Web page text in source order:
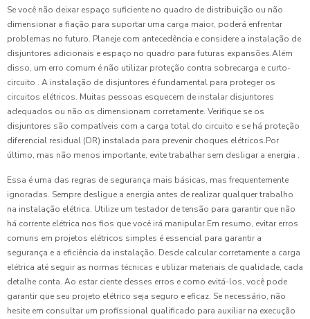
Se você não deixar espaço suficiente no quadro de distribuição ou não
dimensionar a fiação para suportar uma carga maior, poderá enfrentar
problemas no futuro. Planeje com antecedência e considere a instalação de
disjuntores adicionais e espaço no quadro para futuras expansões.Além
disso, um erro comum é não utilizar proteção contra sobrecarga e curto-
circuito . A instalação de disjuntores é fundamental para proteger os
circuitos elétricos. Muitas pessoas esquecem de instalar disjuntores
adequados ou não os dimensionam corretamente. Verifique se os
disjuntores são compatíveis com a carga total do circuito e se há proteção
diferencial residual (DR) instalada para prevenir choques elétricos.Por
último, mas não menos importante, evite trabalhar sem desligar a energia .
Essa é uma das regras de segurança mais básicas, mas frequentemente
ignoradas. Sempre desligue a energia antes de realizar qualquer trabalho
na instalação elétrica. Utilize um testador de tensão para garantir que não
há corrente elétrica nos fios que você irá manipular.Em resumo, evitar erros
comuns em projetos elétricos simples é essencial para garantir a
segurança e a eficiência da instalação. Desde calcular corretamente a carga
elétrica até seguir as normas técnicas e utilizar materiais de qualidade, cada
detalhe conta. Ao estar ciente desses erros e como evitá-los, você pode
garantir que seu projeto elétrico seja seguro e eficaz. Se necessário, não
hesite em consultar um profissional qualificado para auxiliar na execução